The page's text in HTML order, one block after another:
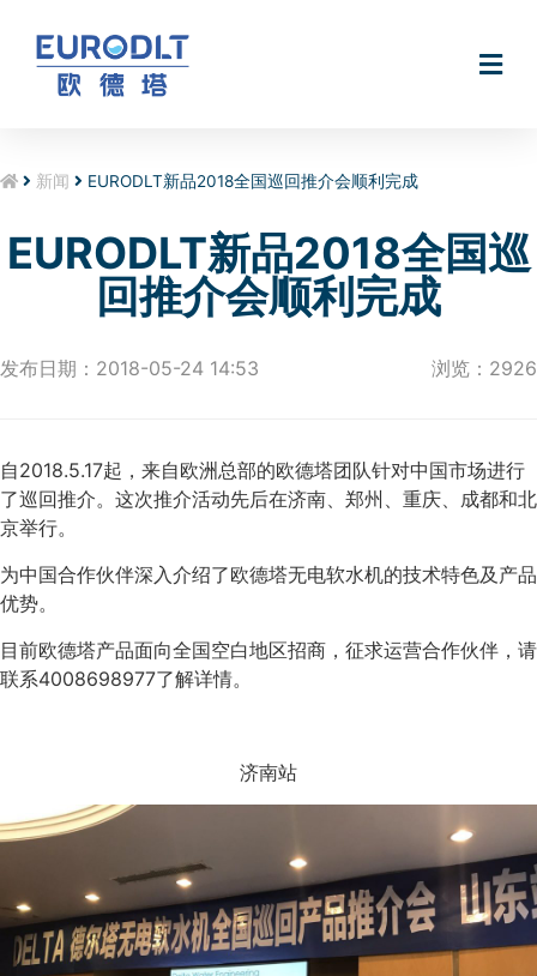
新闻 EURODLT新品2018全国巡回推介会顺利完成
EURODLT新品2018全国巡
回推介会顺利完成
发布日期：2018-05-24 14:53 浏览：2926
自2018.5.17起，来自欧洲总部的欧德塔团队针对中国市场进行
了巡回推介。这次推介活动先后在济南、郑州、重庆、成都和北
京举行。
为中国合作伙伴深入介绍了欧德塔无电软水机的技术特色及产品
优势。
目前欧德塔产品面向全国空白地区招商，征求运营合作伙伴，请
联系4008698977了解详情。
济南站